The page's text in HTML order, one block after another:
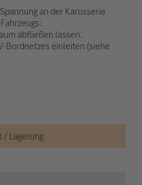
an der Karosserie
abfließen lassen.
Bordnetzes einleiten (siehe
/ Lagerung